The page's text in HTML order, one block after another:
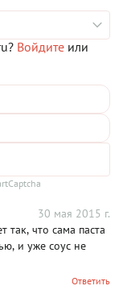
брать
И вместо
— освоить
в сливочном
Войдите или
30 мая 2015 г.
так, что сама паста
и уже соус не
Ответить